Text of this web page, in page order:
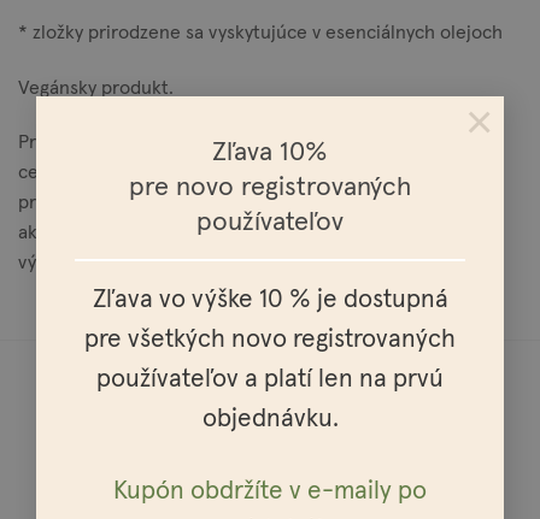
Zľava 10%
pre novo registrovaných
používateľov
Zľava vo výške 10 % je dostupná
pre všetkých novo registrovaných
používateľov a platí len na prvú
objednávku.
Kupón obdržíte v e-maily po
×
* zložky prirodzene sa vyskytujúce v esenciálnych olejoch
Vegánsky produkt.
Produkt získal certifikát CosmEthically ACTIVE. Ide o prvý
certifikát, ktorý hodnotí kozmetický výrobok podľa
prírodného pôvodu zložiek, koncentrácie kozmeticky
aktívnych zložiek a kozmetickej účinnosti samotného
výrobku.
Doprava do celej Európy